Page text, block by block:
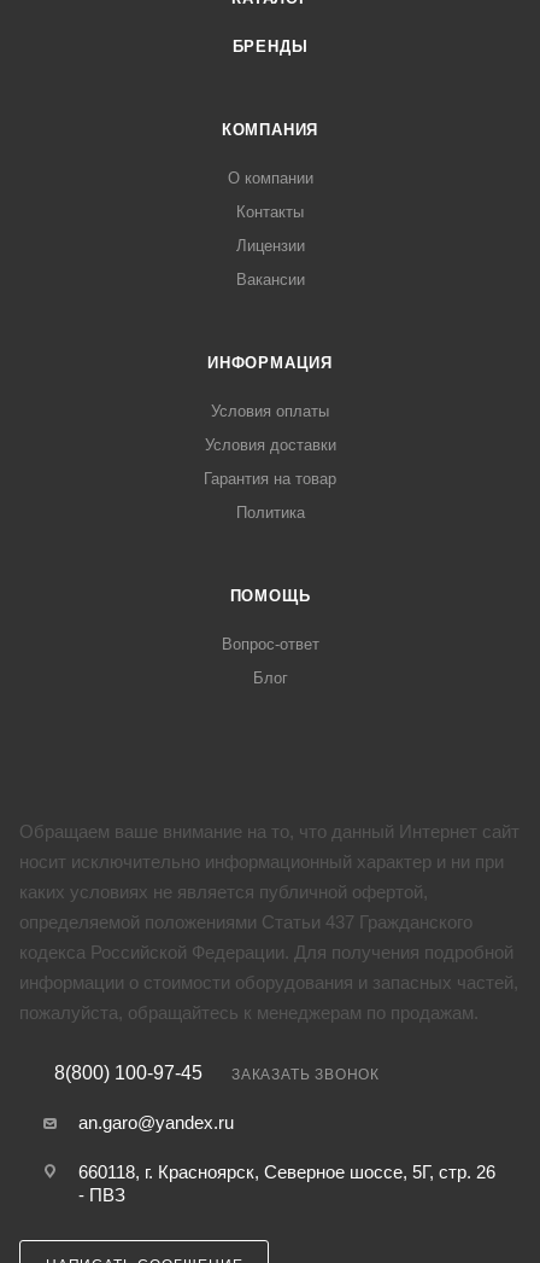
БРЕНДЫ
КОМПАНИЯ
О компании
Контакты
Лицензии
Вакансии
ИНФОРМАЦИЯ
Условия оплаты
Условия доставки
Гарантия на товар
Политика
ПОМОЩЬ
Вопрос-ответ
Блог
Обращаем ваше внимание на то, что данный Интернет сайт
носит исключительно информационный характер и ни при
каких условиях не является публичной офертой,
определяемой положениями Статьи 437 Гражданского
кодекса Российской Федерации. Для получения подробной
информации о стоимости оборудования и запасных частей,
пожалуйста, обращайтесь к менеджерам по продажам.
8(800) 100-97-45 ЗАКАЗАТЬ ЗВОНОК
an.garo@yandex.ru
660118, г. Красноярск, Северное шоссе, 5Г, стр. 26
- ПВЗ